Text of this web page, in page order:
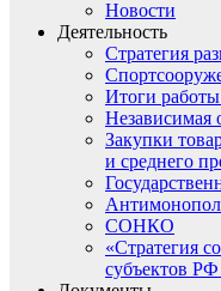
Новости
Деятельность
Стратегия
Итоги
Независимая
Закупки
и среднего
СОНКО
«Стратегия
субъектов